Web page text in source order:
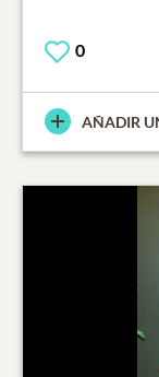
0
AÑADIR